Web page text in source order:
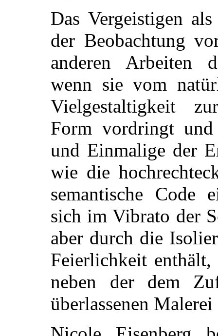
Das Vergeistigen
der Beobachtung
anderen Arbeiten
wenn sie vom
Vielgestaltigkeit
Form vordringt
und Einmalige der
wie die
semantische Code
sich im Vibrato der
aber durch die
Feierlichkeit
neben der dem
überlassenen